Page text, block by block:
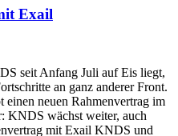
Exail
seit Anfang Juli auf Eis liegt,
an ganz anderer Front.
einen neuen Rahmenvertrag im
KNDS wächst weiter, auch
mit Exail KNDS und